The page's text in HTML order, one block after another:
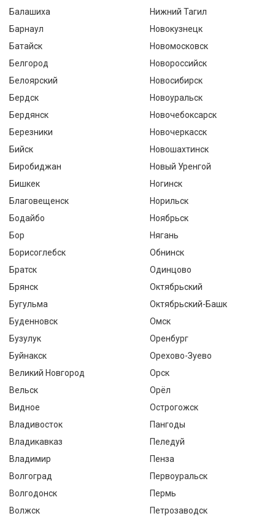
Балашиха
Барнаул
Батайск
Белгород
Белоярский
Бердск
Бердянск
Березники
Бийск
Биробиджан
Бишкек
Благовещенск
Бодайбо
Бор
Борисоглебск
Братск
Брянск
Бугульма
Буденновск
Бузулук
Буйнакск
Великий Новгород
Вельск
Видное
Владивосток
Владикавказ
Владимир
Волгоград
Волгодонск
Волжск
Нижний Тагил
Новокузнецк
Новомосковск
Новороссийск
Новосибирск
Новоуральск
Новочебоксарск
Новочеркасск
Новошахтинск
Новый Уренгой
Ногинск
Норильск
Ноябрьск
Нягань
Обнинск
Одинцово
Октябрьский
Октябрьский-Башк
Омск
Оренбург
Орехово-Зуево
Орск
Орёл
Острогожск
Пангоды
Пеледуй
Пенза
Первоуральск
Пермь
Петрозаводск